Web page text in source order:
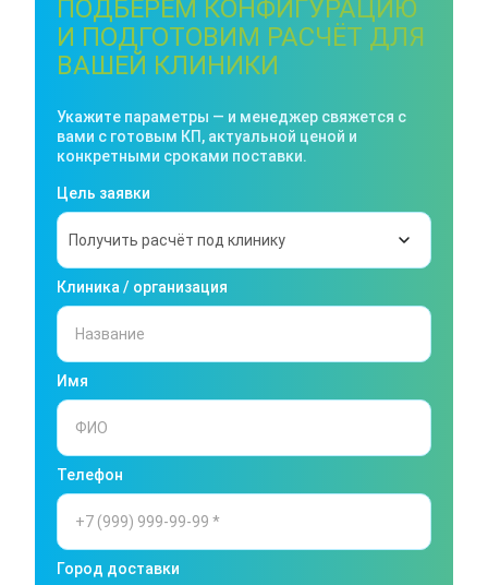
ПОДБЕРЁМ КОНФИГУРАЦИЮ
И ПОДГОТОВИМ РАСЧЁТ ДЛЯ
ВАШЕЙ КЛИНИКИ
Укажите параметры — и менеджер свяжется с
вами с готовым КП, актуальной ценой и
конкретными сроками поставки.
Цель заявки
Клиника / организация
Имя
Телефон
Город доставки